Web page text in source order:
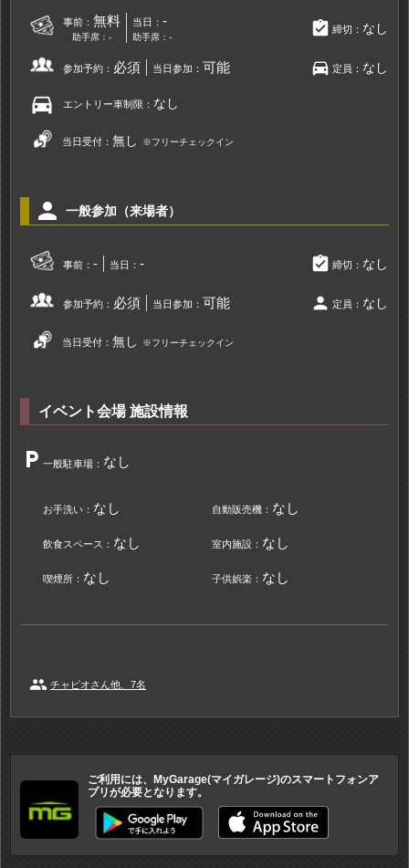
事前： 無料
助手席：-
当日： -
助手席：- assignment_turned_in 締切： なし
参加予約： 必須 当日参加： 可能 directions_car 定員： なし
directions_car エントリー車制限： なし
当日受付：無し ※フリーチェックイン
person 一般参加（来場者）
事前： - 当日： - assignment_turned_in 締切： なし
参加予約： 必須 当日参加： 可能 person 定員： なし
当日受付：無し ※フリーチェックイン
イベント会場 施設情報
local_parking 一般駐車場： なし
お手洗い： なし 自動販売機： なし
飲食スペース： なし 室内施設： なし
喫煙所： なし 子供娯楽： なし
people チャピオさん他、7名
ご利用には、MyGarage(マイガレージ)のスマートフォンア
プリが必要となります。